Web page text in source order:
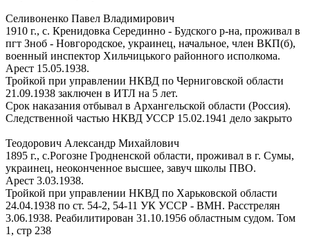
Селивоненко Павел Владимирович
1910 г., с. Кренидовка Серединно - Будского р-на, проживал в
пгт Зноб - Новгородское, украинец, начальное, член ВКП(б),
военный инспектор Хильчицького районного исполкома.
Арест 15.05.1938.
Тройкой при управлении НКВД по Черниговской области
21.09.1938 заключен в ИТЛ на 5 лет.
Срок наказания отбывал в Архангельской области (Россия).
Следственной частью НКВД УССР 15.02.1941 дело закрыто
Теодорович Александр Михайлович
1895 г., с.Рогозне Гродненской области, проживал в г. Сумы,
украинец, неоконченное высшее, завуч школы ПВО.
Арест 3.03.1938.
Тройкой при управлении НКВД по Харьковской области
24.04.1938 по ст. 54-2, 54-11 УК УССР - ВМН. Расстрелян
3.06.1938. Реабилитирован 31.10.1956 областным судом. Том
1, стр 238